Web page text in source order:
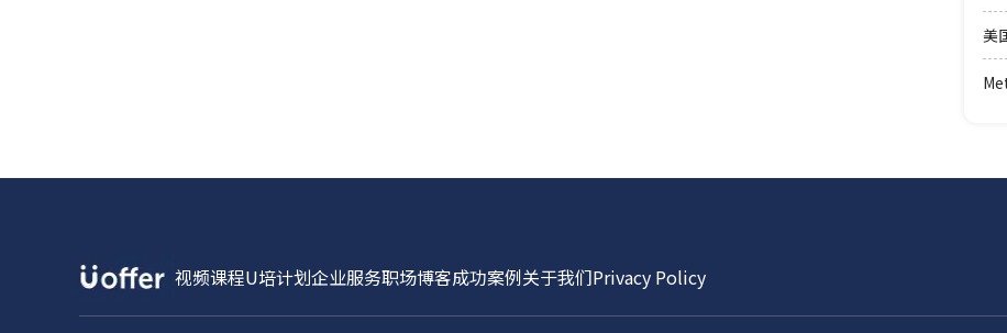
视频课程U培计划企业服务职场博客成功案例关于我们Privacy Policy